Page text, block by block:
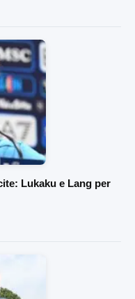
Lukaku e Lang per